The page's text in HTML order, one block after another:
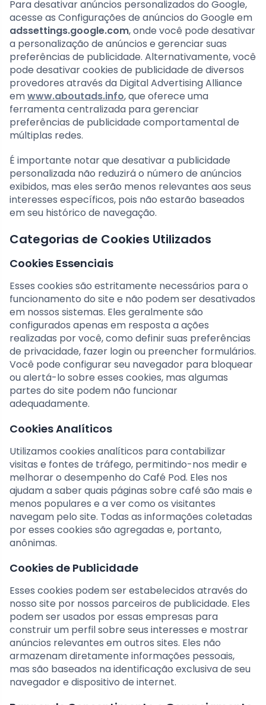
Para desativar anúncios personalizados do Google,
acesse as Configurações de anúncios do Google em
adssettings.google.com, onde você pode desativar
a personalização de anúncios e gerenciar suas
preferências de publicidade. Alternativamente, você
pode desativar cookies de publicidade de diversos
provedores através da Digital Advertising Alliance
emwww.aboutads.info, que oferece uma
ferramenta centralizada para gerenciar
preferências de publicidade comportamental de
múltiplas redes.
É importante notar que desativar a publicidade
personalizada não reduzirá o número de anúncios
exibidos, mas eles serão menos relevantes aos seus
interesses específicos, pois não estarão baseados
em seu histórico de navegação.
Categorias de Cookies Utilizados
Cookies Essenciais
Esses cookies são estritamente necessários para o
funcionamento do site e não podem ser desativados
em nossos sistemas. Eles geralmente são
configurados apenas em resposta a ações
realizadas por você, como definir suas preferências
de privacidade, fazer login ou preencher formulários.
Você pode configurar seu navegador para bloquear
ou alertá-lo sobre esses cookies, mas algumas
partes do site podem não funcionar
adequadamente.
Cookies Analíticos
Utilizamos cookies analíticos para contabilizar
visitas e fontes de tráfego, permitindo-nos medir e
melhorar o desempenho do Café Pod. Eles nos
ajudam a saber quais páginas sobre café são mais e
menos populares e a ver como os visitantes
navegam pelo site. Todas as informações coletadas
por esses cookies são agregadas e, portanto,
anônimas.
Cookies de Publicidade
Esses cookies podem ser estabelecidos através do
nosso site por nossos parceiros de publicidade. Eles
podem ser usados por essas empresas para
construir um perfil sobre seus interesses e mostrar
anúncios relevantes em outros sites. Eles não
armazenam diretamente informações pessoais,
mas são baseados na identificação exclusiva de seu
navegador e dispositivo de internet.